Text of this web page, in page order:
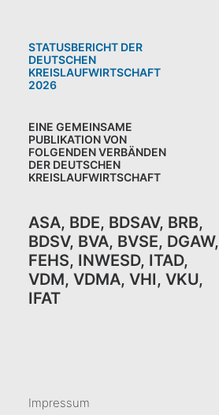
STATUSBERICHT DER
DEUTSCHEN
KREISLAUFWIRTSCHAFT
2026
EINE GEMEINSAME
PUBLIKATION VON
FOLGENDEN VERBÄNDEN
DER DEUTSCHEN
KREISLAUFWIRTSCHAFT
ASA, BDE, BDSAV, BRB,
BDSV, BVA, BVSE, DGAW,
FEHS, INWESD, ITAD,
VDM, VDMA, VHI, VKU,
IFAT
Impressum